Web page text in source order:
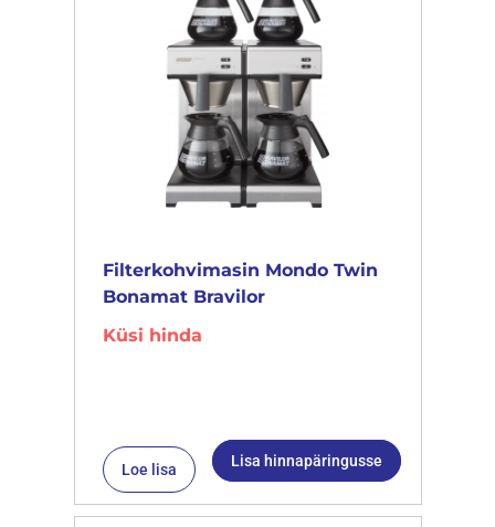
Filterkohvimasin Mondo Twin
Bonamat Bravilor
Küsi hinda
Loe lisa Lisa hinnapäringusse